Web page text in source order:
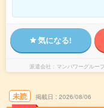
気になる!
派遣会社 マンパワーグルー
未読 掲載日 2026/08/06